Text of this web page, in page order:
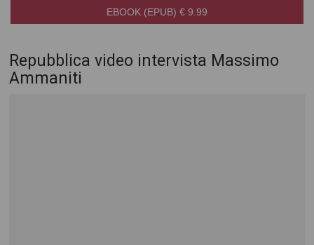
EBOOK (EPUB) € 9.99
Repubblica video intervista Massimo
Ammaniti